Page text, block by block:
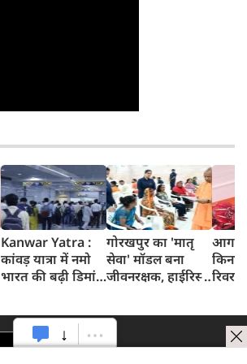
Kanwar Yatra :
कांवड़ यात्रा में नमो
भारत की बढ़ी डिमांड,
तक बढ़ी यात्रियों की
संख्या
गोरखपुर का 'मातृ
सेवा' मॉडल बना
जीवनरक्षक, हाईरिस्क
जिंदगियां
आगरा
रिवर